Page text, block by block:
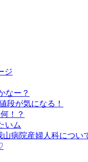
ジ
なー？
段が気になる！
！？
いム
山病院産婦人科につい